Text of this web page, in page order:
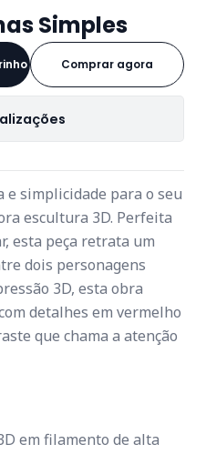
Simples
Comprar agora
simplicidade para o seu
escultura 3D. Perfeita
esta peça retrata um
dois personagens
3D, esta obra
detalhes em vermelho
que chama a atenção
em filamento de alta